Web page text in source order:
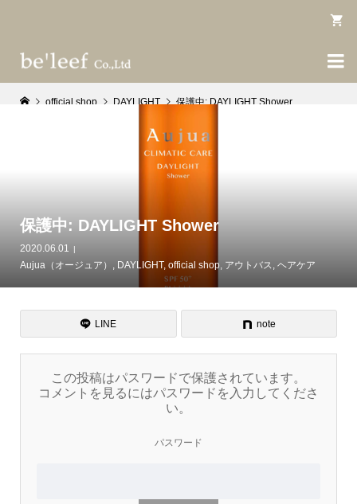

official shop DAYLIGHT 保護中: DAYLIGHT Shower
保護中: DAYLIGHT Shower
2020.06.01
Aujua（オージュア） , DAYLIGHT, official shop, アウトバス, ヘアケア
LINE note
この投稿はパスワードで保護されています。
コメントを見るにはパスワードを入力してくださ
い。
パスワード